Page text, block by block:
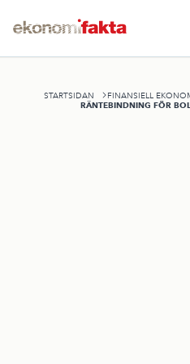
STARTSIDAN FINANSIELL
RÄNTEBINDNING FÖR